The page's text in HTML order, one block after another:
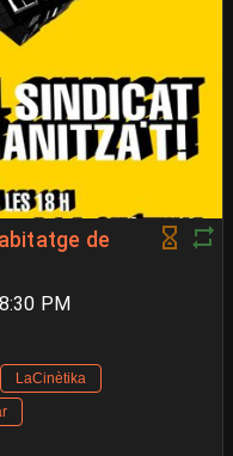
de
PM
LaCinètika